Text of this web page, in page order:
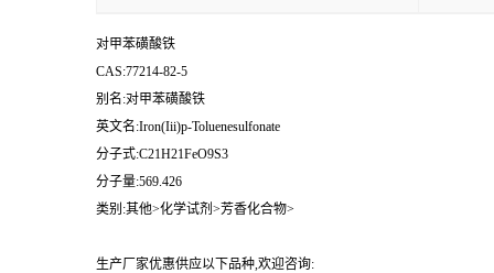
对甲苯磺酸铁
CAS:77214-82-5
别名:对甲苯磺酸铁
英文名:Iron(Iii)p-Toluenesulfonate
分子式:C21H21FeO9S3
分子量:569.426
类别:其他>化学试剂>芳香化合物>
生产厂家优惠供应以下品种,欢迎咨询: